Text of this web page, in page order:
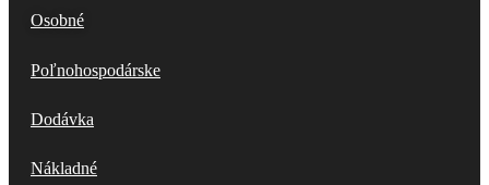
Osobné
Poľnohospodárske
Dodávka
Nákladné